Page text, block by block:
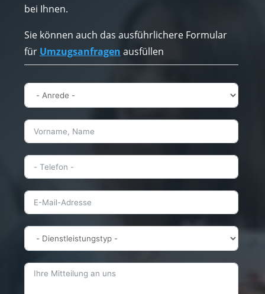
bei Ihnen.
Sie können auch das ausführlichere Formular
für Umzugsanfragen ausfüllen